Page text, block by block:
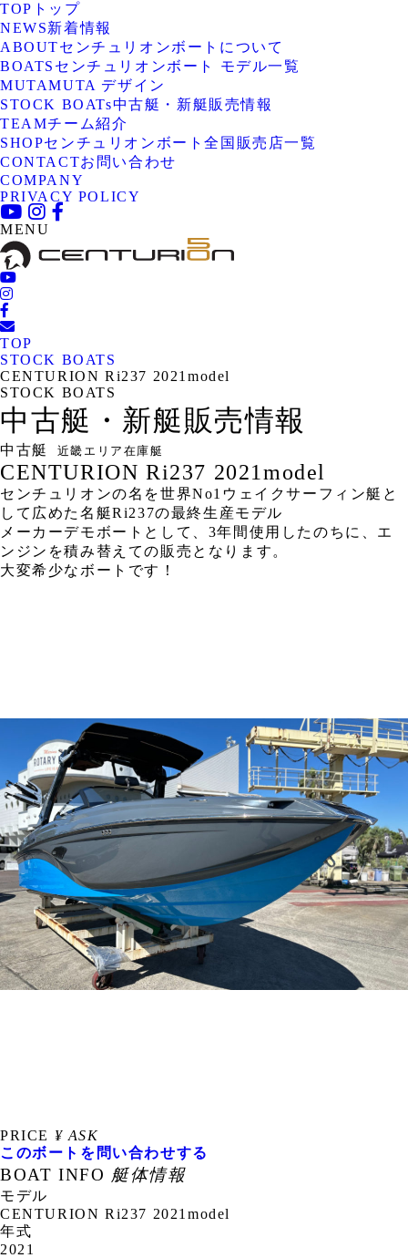
TOP トップ
NEWS新着情報
ABOUTセンチュリオンボートについて
BOATS センチュリオンボート モデル一覧
MUTAMUTA デザイン
STOCK BOATs中古艇・新艇販売情報
TEAMチーム紹介
SHOPセンチュリオンボート全国販売店一覧
CONTACTお問い合わせ
COMPANY
PRIVACY POLICY
MENU
TOP
STOCK BOATS
CENTURION Ri237 2021model
STOCK BOATS
中古艇・新艇販売情報
中古艇 近畿エリア在庫艇
CENTURION Ri237 2021model
センチュリオンの名を世界No1ウェイクサーフィン艇と
して広めた名艇Ri237の最終生産モデル
メーカーデモボートとして、3年間使用したのちに、エ
ンジンを積み替えての販売となります。
大変希少なボートです！
PRICE ¥ ASK
このボートを問い合わせする
BOAT INFO 艇体情報
モデル
CENTURION Ri237 2021model
年式
2021